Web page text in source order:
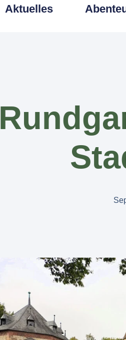
Aktuelles